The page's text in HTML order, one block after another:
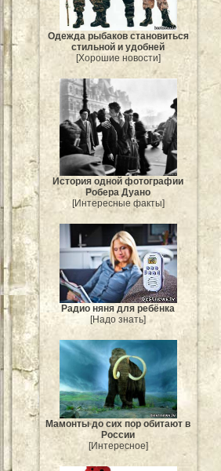
Одежда рыбаков становиться
стильной и удобней
[Хорошие новости]
История одной фотографии
Робера Дуано
[Интересные факты]
Радио няня для ребёнка
[Надо знать]
Мамонты до сих пор обитают в
России
[Интересное]